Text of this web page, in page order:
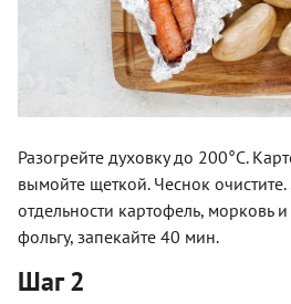
Разогрейте духовку до 200°С.
вымойте щеткой. Чеснок
отдельности картофель, морковь
фольгу, запекайте 40 мин.
Шаг 2